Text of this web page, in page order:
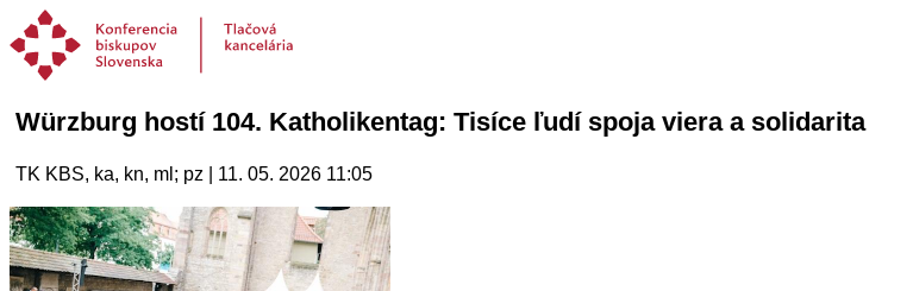
Würzburg hostí 104. Katholikentag: Tisíce ľudí spoja viera a solidarita
TK KBS, ka, kn, ml; pz | 11. 05. 2026 11:05